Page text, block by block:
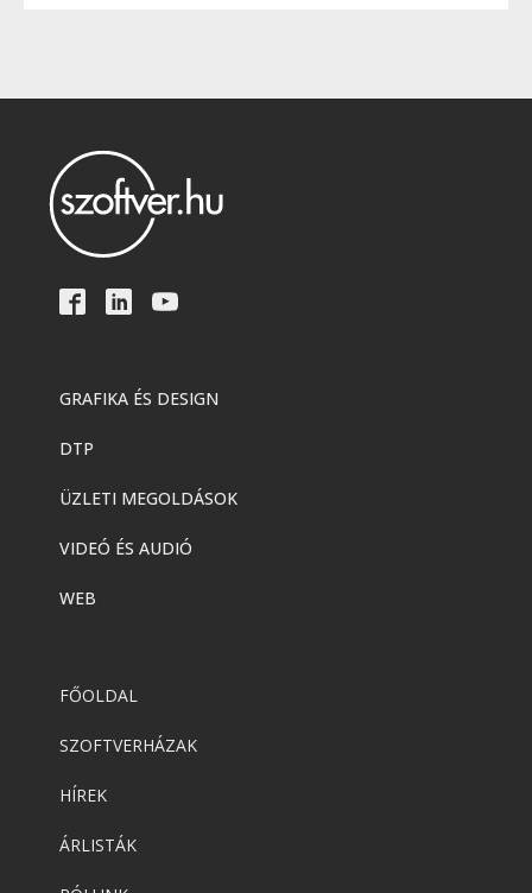
GRAFIKA ÉS DESIGN
DTP
ÜZLETI MEGOLDÁSOK
VIDEÓ ÉS AUDIÓ
WEB
FŐOLDAL
SZOFTVERHÁZAK
HÍREK
ÁRLISTÁK